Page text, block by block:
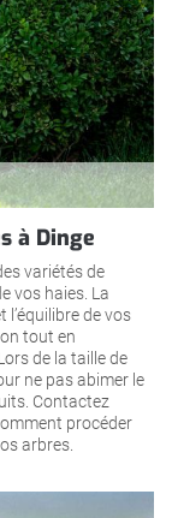
à Dinge
variétés de
vos haies. La
de vos
tout en
de la taille de
ne pas abimer le
Contactez
procéder
arbres.